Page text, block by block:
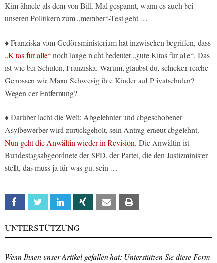
Kim ähnele als dem von Bill. Mal gespannt, wann es auch bei
unseren Politikern zum „member“-Test geht …
♦ Franziska vom Gedönsministerium hat inzwischen begriffen, dass
„Kitas für alle“noch lange nicht bedeutet „gute Kitas für alle“. Das
ist wie bei Schulen, Franziska. Warum, glaubst du, schicken reiche
Genossen wie Manu Schwesig ihre Kinder auf Privatschulen?
Wegen der Entfernung?
♦ Darüber lacht die Welt: Abgelehnter und abgeschobener
Asylbewerber wird zurückgeholt, sein Antrag erneut abgelehnt.
Nun geht die Anwältin wieder in Revision. Die Anwältin ist
Bundestagsabgeordnete der SPD, der Partei, die den Justizminister
stellt, das muss ja für was gut sein …
Facebook Twitter Linkedin Xing Email
UNTERSTÜTZUNG
Wenn Ihnen unser Artikel gefallen hat: Unterstützen Sie diese Form